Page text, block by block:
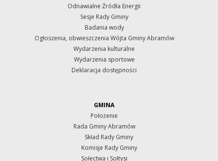
Odnawialne Źródła Energii
Sesje Rady Gminy
Badania wody
Ogłoszenia, obwieszczenia Wójta Gminy Abramów
Wydarzenia kulturalne
Wydarzenia sportowe
Deklaracja dostępności
GMINA
Położenie
Rada Gminy Abramów
Skład Rady Gminy
Komisje Rady Gminy
Sołectwa i Sołtysi